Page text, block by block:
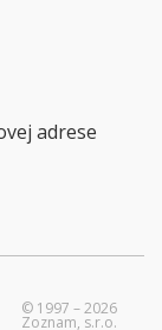
adrese
© 1997 – 2026
Zoznam, s.r.o.